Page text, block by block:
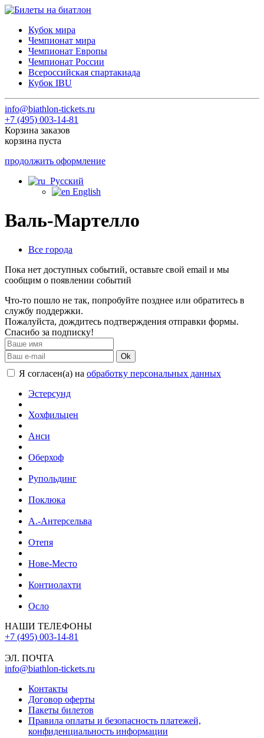
Кубок мира
Чемпионат мира
Чемпионат Европы
Чемпионат России
Всероссийская спартакиада
Кубок IBU
info@biathlon-tickets.ru
+7 (495) 003-14-81
Корзина заказов
корзина пуста
продолжить оформление
Русский
English
Валь-Мартелло
Все города
Пока нет доступных событий, оставьте свой email и мы
сообщим о появлении событий
Что-то пошло не так, попробуйте позднее или обратитесь в
службу поддержки.
Пожалуйста, дождитесь подтверждения отправки формы.
Спасибо за подписку!
Ok
Я согласен(а) на обработку персональных данных
Эстерсунд
Хохфильцен
Анси
Оберхоф
Рупольдинг
Поклюка
А.-Антерсельва
Отепя
Нове-Место
Контиолахти
Осло
НАШИ ТЕЛЕФОНЫ
+7 (495) 003-14-81
ЭЛ. ПОЧТА
info@biathlon-tickets.ru
Контакты
Договор оферты
Пакеты билетов
Правила оплаты и безопасность платежей,
конфиденциальность информации